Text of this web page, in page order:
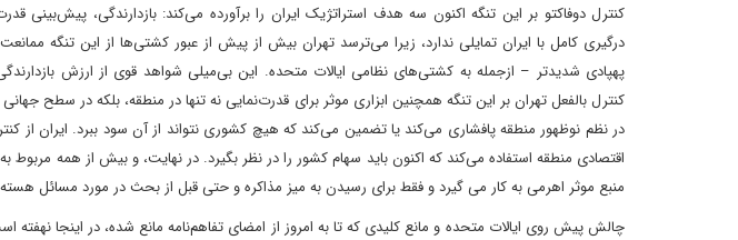
کنترل دوفاکتو بر این تنگه اکنون سه هدف استراتژیک ایران را برآورده می‌کند: بازدارندگی، پیش‌بینی
درگیری کامل با ایران تمایلی ندارد، زیرا می‌ترسد تهران بیش از پیش از عبور کشتی‌ها از این تنگه
پهپادی شدیدتر – ازجمله به کشتی‌های نظامی ایالات متحده. این بی‌میلی شواهد قوی از ارزش
کنترل بالفعل تهران بر این تنگه همچنین ابزاری موثر برای قدرت‌نمایی نه تنها در منطقه، بلکه در سطح
در نظم نوظهور منطقه پافشاری می‌کند یا تضمین می‌کند که هیچ کشوری نتواند از آن سود ببرد. ایران از
اقتصادی منطقه استفاده می‌کند که اکنون باید سهام کشور را در نظر بگیرد. در نهایت، و بیش از همه مربوط
منبع موثر اهرمی به کار می گیرد و فقط برای رسیدن به میز مذاکره و حتی قبل از بحث در مورد مسائل